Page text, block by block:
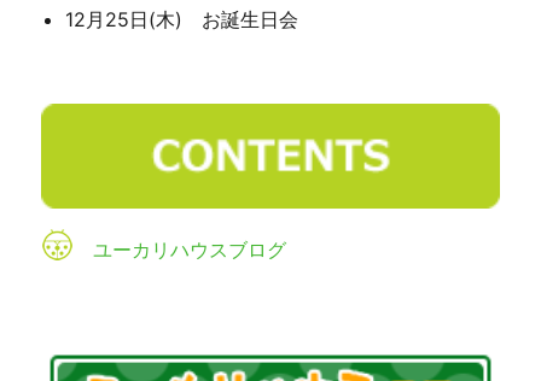
12月25日(木) お誕生日会
ユーカリハウスブログ